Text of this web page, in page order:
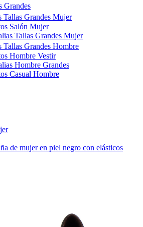
Grandes
Tallas Grandes Mujer
Salón Mujer
Tallas Grandes Mujer
Tallas Grandes Hombre
Hombre Vestir
Hombre Grandes
Casual Hombre
de mujer en piel negro con elásticos